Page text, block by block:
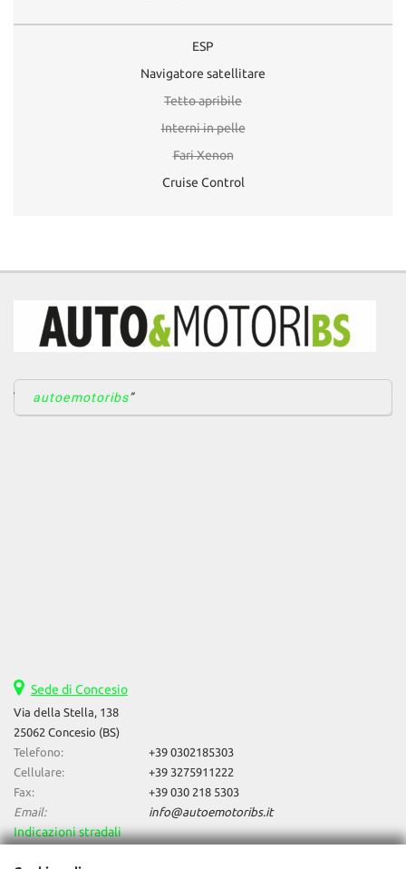
ESP
Navigatore satellitare
Tetto apribile
Interni in pelle
Fari Xenon
Cruise Control
autoemotoribs
Sede di Concesio
Via della Stella, 138
25062 Concesio (BS)
Telefono:
+39 0302185303
Cellulare:
+39 3275911222
Fax:
+39 030 218 5303
Email:
info@autoemotoribs.it
Indicazioni stradali